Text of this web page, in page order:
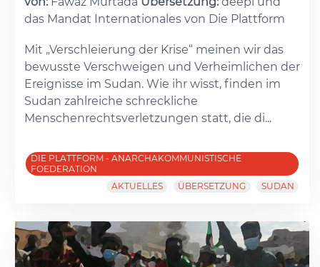
das Mandat Internationales von Die Plattform
Mit „Verschleierung der Krise“ meinen wir das
bewusste Verschweigen und Verheimlichen der
Ereignisse im Sudan. Wie ihr wisst, finden im
Sudan zahlreiche schreckliche
Menschenrechtsverletzungen statt, die di...
DIE PLATTFORM - ANARCHAKOMMUNISTISCHE
FOEDERATION
AKTUELLES
ÜBERSETZUNG SUDAN